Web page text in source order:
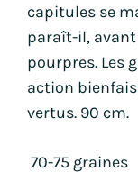
capitules se
paraît-il, avant
pourpres. Les
action
vertus. 90 cm.
70-75 graines